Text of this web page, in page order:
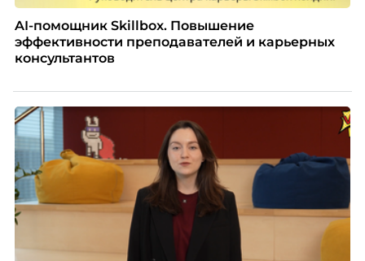
AI-помощник Skillbox. Повышение
эффективности преподавателей и карьерных
консультантов